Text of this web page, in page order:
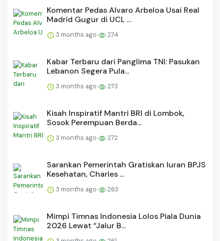
Komentar Pedas Alvaro Arbeloa Usai Real
Madrid Gugur di UCL ...
3 months ago 274
Kabar Terbaru dari Panglima TNI: Pasukan
Lebanon Segera Pula...
3 months ago 273
Kisah Inspiratif Mantri BRI di Lombok,
Sosok Perempuan Berda...
3 months ago 272
Sarankan Pemerintah Gratiskan Iuran BPJS
Kesehatan, Charles ...
3 months ago 263
Mimpi Timnas Indonesia Lolos Piala Dunia
2026 Lewat “Jalur B...